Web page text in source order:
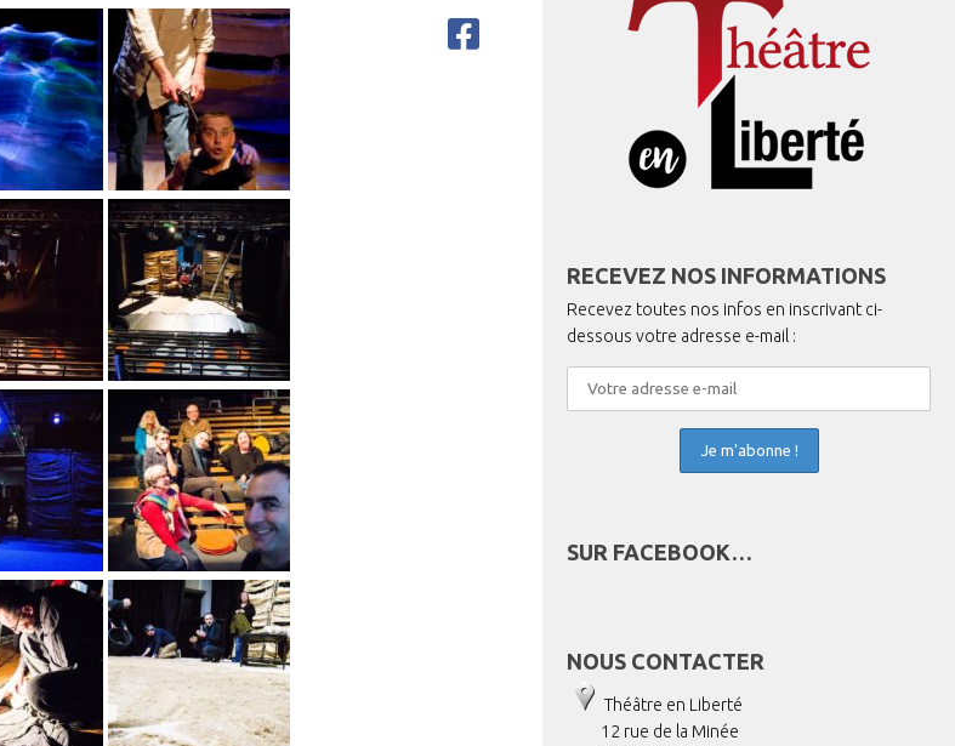
RECEVEZ NOS INFORMATIONS
Recevez toutes nos infos en inscrivant ci-
dessous votre adresse e-mail :
SUR FACEBOOK…
NOUS CONTACTER
Théâtre en Liberté
12 rue de la Minée